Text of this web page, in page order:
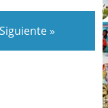
Siguiente »